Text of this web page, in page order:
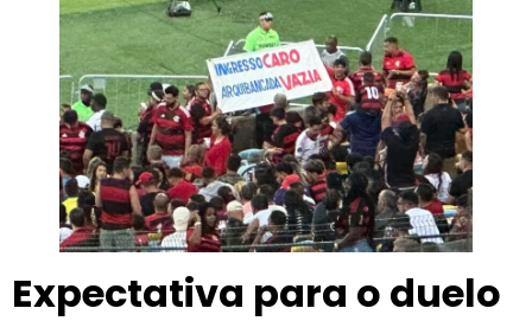
Expectativa para o duelo